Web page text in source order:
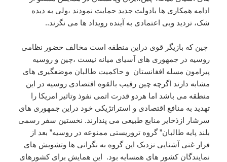
ادامه همکاری ها بادولت جدید حمایت نمودند ،ولی به دیده
شک، تردید وبی اعتمادی به آینده رویداد ها می نگرند..
چین که بازیگر قوی دراین منطقه است مخالف حضور نظامی
روسیه در جمهوری های آسیای میانه نیست ،چین و روسیه
پیرامون مسله افغانستان و حاکمیت طالبان موضعگیری های
مشابه دارند اگرچه چین رقیب بالقوه اقتصادی روسیه در این
منطقه می باشد اما هردو قدرت اتمی نفوذ وتاثیر امریکا را
تهدید به منافع اقتصادی و استراتژیکی خود دراین جمهوری های
سرشار ازذخایر منابع طبیعی می پندارند. نخستین سفر رسمی
بلند پایه طالبان” گروه تروریستی ممنوعه در روسیه” بعد از
فرار غنی آشنایی نزدیک این گروه به نگرانی ها وتشویش های
نمایندگان کشور های همسایه بود. این همایش برای کشورهای